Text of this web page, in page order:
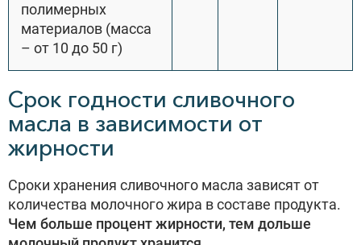
полимерных
материалов (масса
– от 10 до 50 г)
Срок годности сливочного
масла в зависимости от
жирности
Сроки хранения сливочного масла зависят от
количества молочного жира в составе продукта.
Чем больше процент жирности, тем дольше